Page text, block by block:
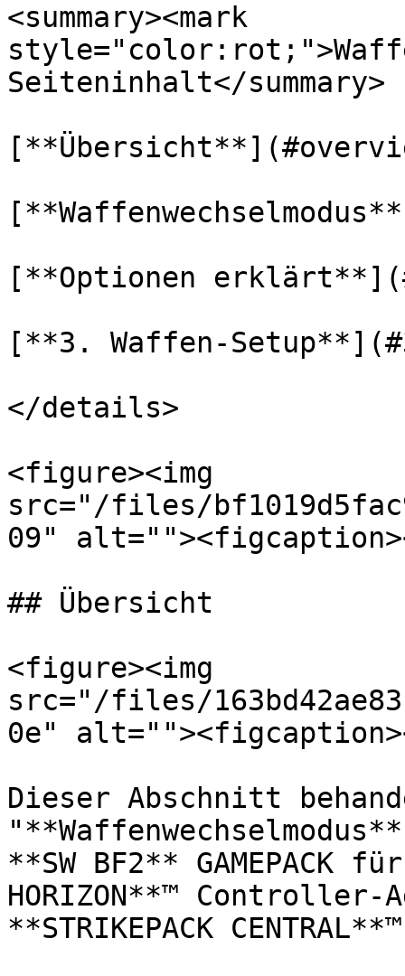
<summary><mark
Seiteninhalt</summary>
[**Optionen
[**3. Waffen-
</details>
<figure><img
src="/files/
09"
## Übersicht
<figure><img
src="/files/
0e"
Dieser Abschnitt
**SW BF2** GAMEPACK
HORIZON**™
**STRIKEPACK